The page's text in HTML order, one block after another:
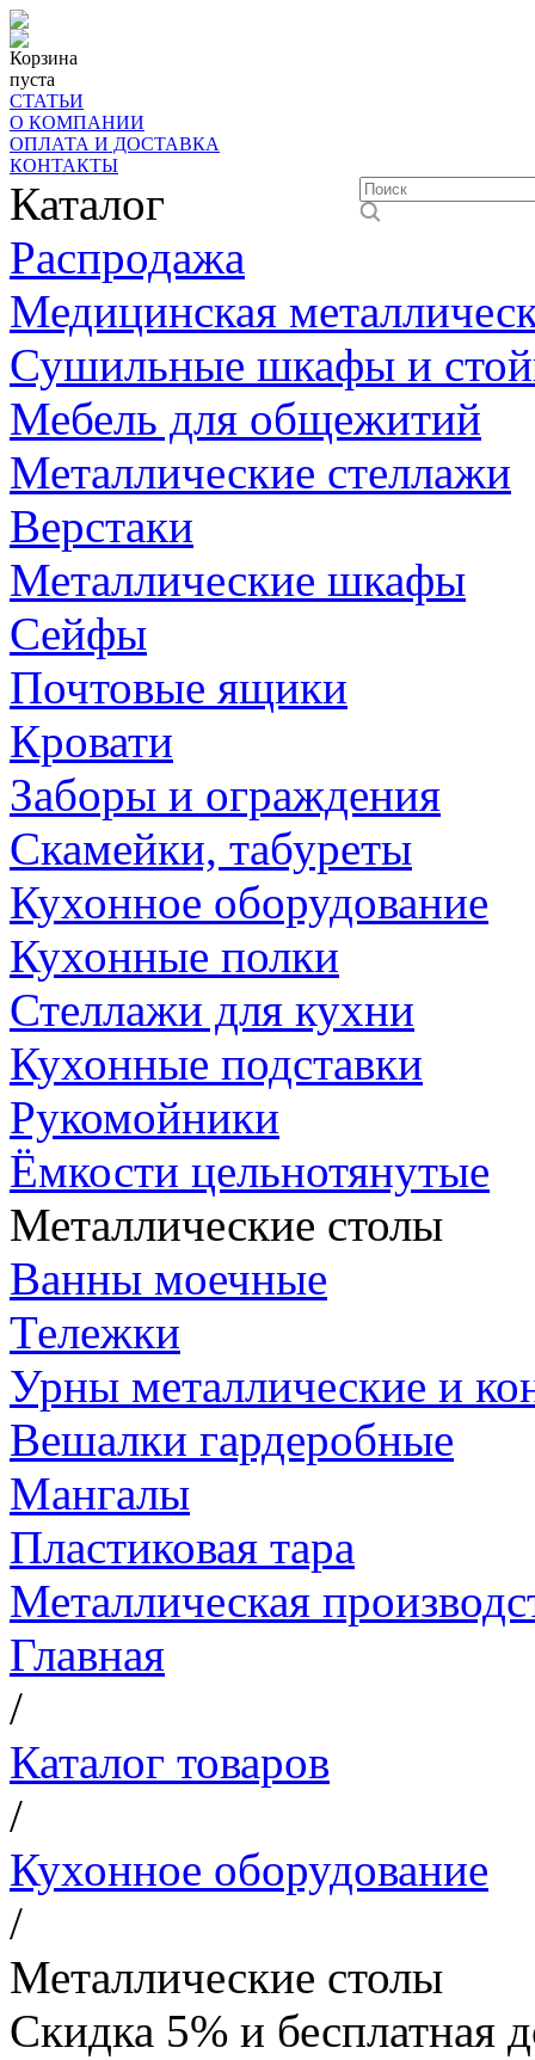
Корзина
пуста
СТАТЬИ
О КОМПАНИИ
ОПЛАТА И ДОСТАВКА
КОНТАКТЫ
Каталог
Распродажа
Медицинская
Сушильные шкафы и
Мебель для общежитий
Металлические стеллажи
Верстаки
Металлические шкафы
Сейфы
Почтовые ящики
Кровати
Заборы и ограждения
Скамейки, табуреты
Кухонное оборудование
Кухонные полки
Стеллажи для кухни
Кухонные подставки
Рукомойники
Ёмкости цельнотянутые
Металлические столы
Ванны моечные
Тележки
Урны металлические и
Вешалки гардеробные
Мангалы
Пластиковая тара
Металлическая
Главная
/
Каталог товаров
/
Кухонное оборудование
/
Металлические столы
Скидка 5% и бесплатная